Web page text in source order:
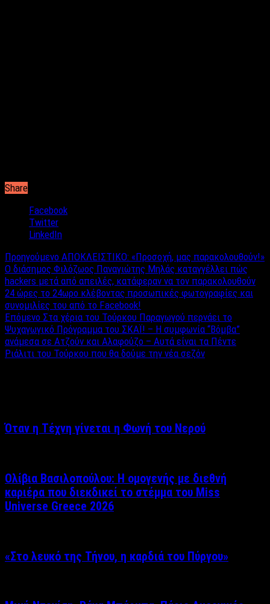
Share
Facebook
Twitter
LinkedIn
Προηγούμενο ΑΠΟΚΛΕΙΣΤΙΚΟ: «Προσοχή, μας παρακολουθούν!»
Ο διάσημος Φιλόζωος Παναγιώτης Μηλάς καταγγέλλει πώς
hackers μετά από απειλές, κατάφεραν να τον παρακολουθούν
24 ώρες το 24ωρο κλέβοντας προσωπικές φωτογραφίες και
συνομιλίες του από το Facebook!
Επόμενο Στα χέρια του Τούρκου Παραγωγού περνάει το
Ψυχαγωγικό Πρόγραμμα του ΣΚΑΪ! – Η συμφωνία “Βόμβα”
ανάμεσα σε Ατζούν και Αλαφούζο – Αυτά είναι τα Πέντε
Ριάλιτι του Τούρκου που θα δούμε την νέα σεζόν
Όταν η Τέχνη γίνεται η Φωνή του Νερού
Ολίβια Βασιλοπούλου: Η ομογενής με διεθνή
καριέρα που διεκδικεί το στέμμα του Miss
Universe Greece 2026
«Στο λευκό της Τήνου, η καρδιά του Πύργου»